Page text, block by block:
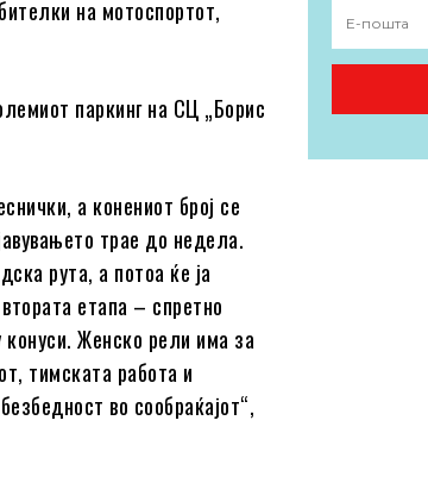
на мотоспортот,
паркинг на СЦ „Борис
а конениот број се
трае до недела.
рута, а потоа ќе ја
етапа – спретно
конуси. Женско рели има за
тимската работа и
во сообраќајот“,